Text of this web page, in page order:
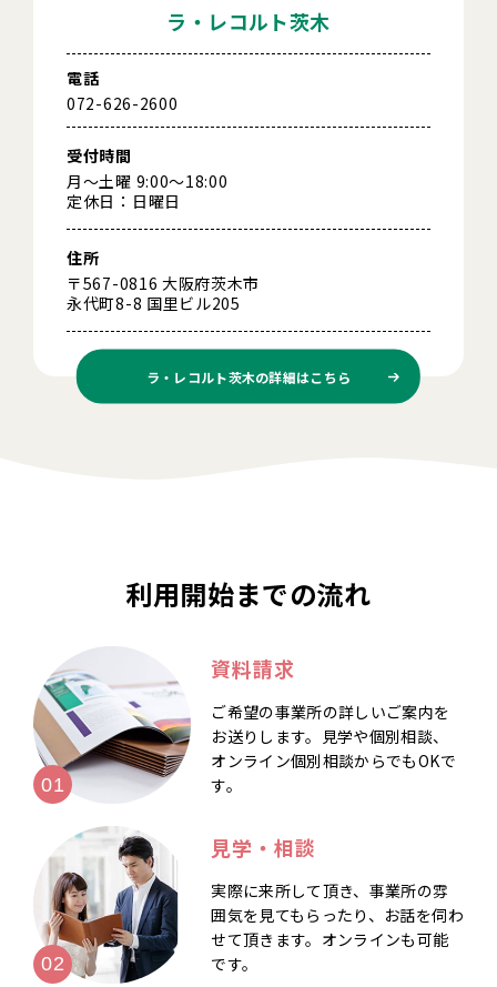
ラ・レコルト茨木
電話
072-626-2600
受付時間
月～土曜 9:00～18:00
定休日：日曜日
住所
〒567-0816 大阪府茨木市
永代町8-8 国里ビル205
ラ・レコルト茨木の詳細はこちら
利用開始までの流れ
資料請求
ご希望の事業所の詳しいご案内を
お送りします。見学や個別相談、
オンライン個別相談からでもOKで
す。
見学・相談
実際に来所して頂き、事業所の雰
囲気を見てもらったり、お話を伺わ
せて頂きます。オンラインも可能
です。